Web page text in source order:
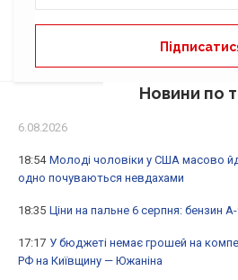
Новини по
6.08.2026
18:54 Молоді чоловіки у США масово
одно почуваються невдахами
18:35 Ціни на пальне 6 серпня: бензин
17:17 У бюджеті немає грошей на
РФ на Київщину — Южаніна